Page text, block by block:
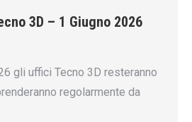
3D – 1 Giugno 2026
gli uffici Tecno 3D resteranno
regolarmente da